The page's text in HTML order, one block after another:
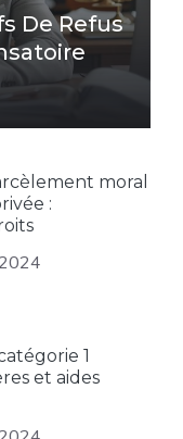
De Refus
moral
:
1
et aides